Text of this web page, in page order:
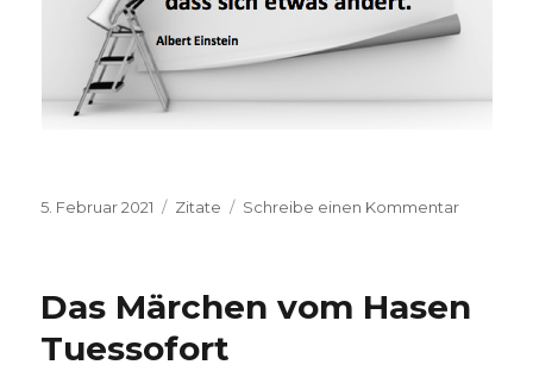
Veröffentlicht
5. Februar 2021 Kategorien
Zitate Schreibe einen Kommentar
Das Märchen vom Hasen
Tuessofort